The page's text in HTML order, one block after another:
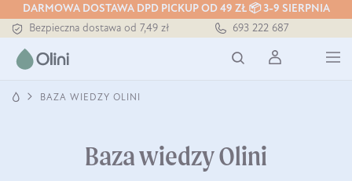
DARMOWA DOSTAWA DPD PICKUP OD 49 ZŁ 📦 3-9 SIERPNIA
Bezpieczna dostawa od 7,49 zł
Darmowa dostawa od 199 zł
693 222 687
BAZA WIEDZY OLINI
Baza wiedzy Olini